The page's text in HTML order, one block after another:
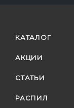
КАТАЛОГ
АКЦИИ
СТАТЬИ
РАСПИЛ